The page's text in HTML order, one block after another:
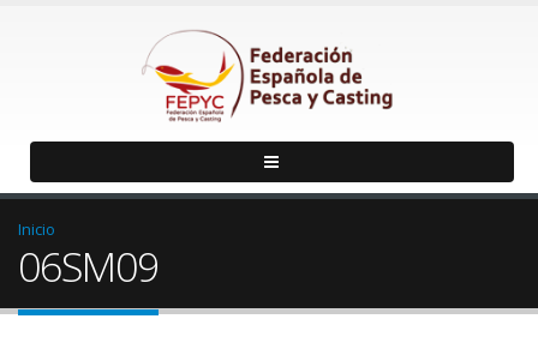
Inicio
06SM09